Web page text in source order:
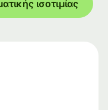
ισοτιμίας